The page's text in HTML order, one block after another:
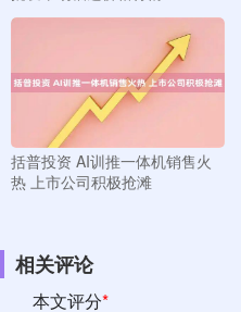
括普投资 AI训推一体机销售火
热 上市公司积极抢滩
相关评论
本文评分*